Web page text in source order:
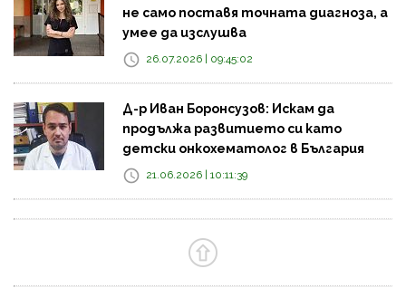
не само поставя точната диагноза, а
умее да изслушва
26.07.2026 | 09:45:02
Д-р Иван Боронсузов: Искам да
продължа развитието си като
детски онкохематолог в България
21.06.2026 | 10:11:39